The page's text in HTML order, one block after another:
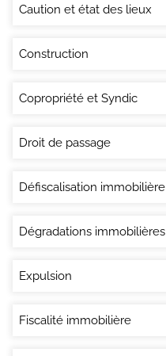
Caution et état des lieux
Construction
Copropriété et Syndic
Droit de passage
Défiscalisation immobilière
Dégradations immobilières
Expulsion
Fiscalité immobilière